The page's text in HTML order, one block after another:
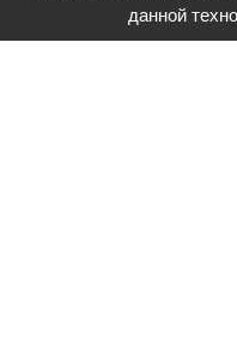
данной